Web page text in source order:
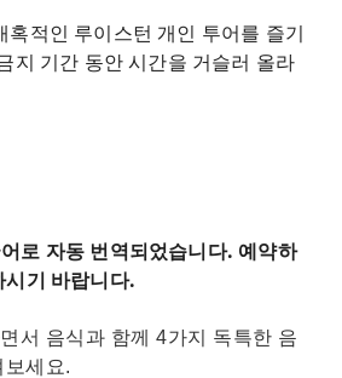
혹적인 루이스턴 개인 투어를 즐기
지 기간 동안 시간을 ​​거슬러 올라
로 자동 번역되었습니다. 예약하
기 바랍니다.
서 음식과 함께 4가지 독특한 음
보세요.